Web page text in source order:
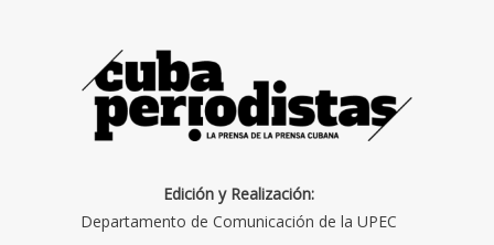
Edición y Realización:
Departamento de Comunicación de la UPEC